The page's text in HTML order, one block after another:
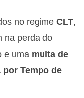
no regime CLT,
na perda do
e uma multa de
por Tempo de